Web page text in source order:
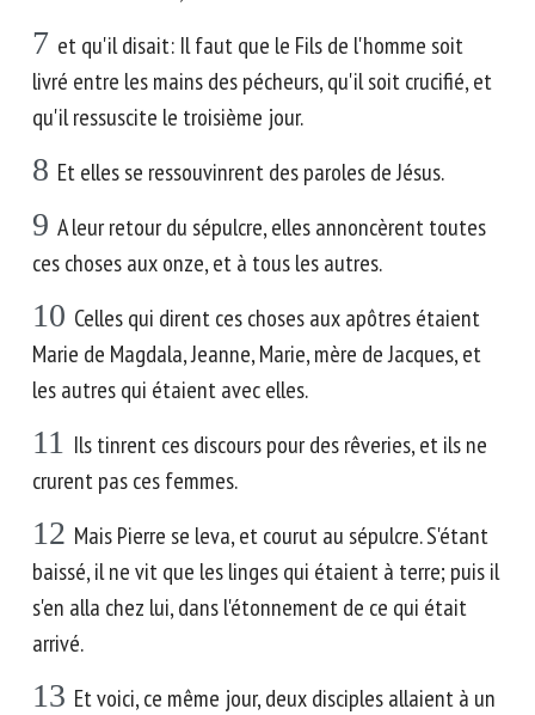
7 et qu'il disait: Il faut que le Fils de l'homme soit
livré entre les mains des pécheurs, qu'il soit crucifié, et
qu'il ressuscite le troisième jour.
8 Et elles se ressouvinrent des paroles de Jésus.
9 A leur retour du sépulcre, elles annoncèrent toutes
ces choses aux onze, et à tous les autres.
10 Celles qui dirent ces choses aux apôtres étaient
Marie de Magdala, Jeanne, Marie, mère de Jacques, et
les autres qui étaient avec elles.
11 Ils tinrent ces discours pour des rêveries, et ils ne
crurent pas ces femmes.
12 Mais Pierre se leva, et courut au sépulcre. S'étant
baissé, il ne vit que les linges qui étaient à terre; puis il
s'en alla chez lui, dans l'étonnement de ce qui était
arrivé.
13 Et voici, ce même jour, deux disciples allaient à un